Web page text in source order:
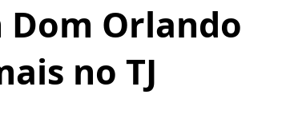
Dom Orlando
no TJ